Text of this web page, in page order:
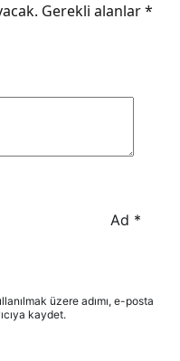
Gerekli alanlar*
Ad *
üzere adımı, e-posta
kaydet.